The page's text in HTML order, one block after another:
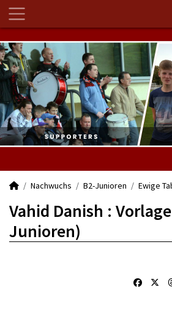
Nachwuchs B2-Junioren Ewige
Vahid Danish :
Junioren)